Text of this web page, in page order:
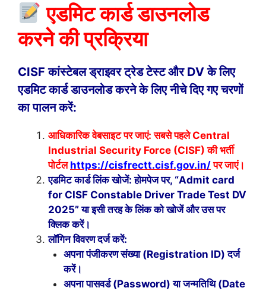
एडमिट कार्ड डाउनलोड
करने की प्रक्रिया
CISF कांस्टेबल ड्राइवर ट्रेड टेस्ट और DV के लिए
एडमिट कार्ड डाउनलोड करने के लिए नीचे दिए गए चरणों
का पालन करें:
आधिकारिक वेबसाइट पर जाएं: सबसे पहले Central
Industrial Security Force (CISF) की भर्ती
पोर्टल https://cisfrectt.cisf.gov.in/पर जाएं।
एडमिट कार्ड लिंक खोजें: होमपेज पर, “Admit card
for CISF Constable Driver Trade Test DV
2025” या इसी तरह के लिंक को खोजें और उस पर
क्लिक करें।
लॉगिन विवरण दर्ज करें:
अपना पंजीकरण संख्या (Registration ID) दर्ज
करें।
अपना पासवर्ड (Password) या जन्मतिथि (Date